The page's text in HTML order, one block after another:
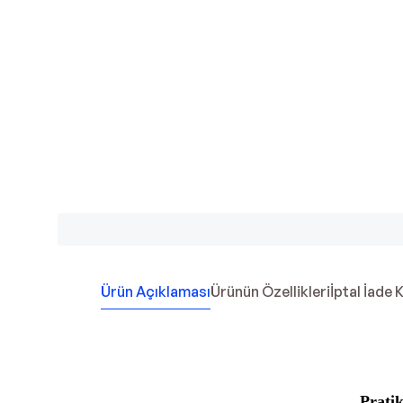
Ürün AçıklamasıÜrünün Özellikleriİptal İade